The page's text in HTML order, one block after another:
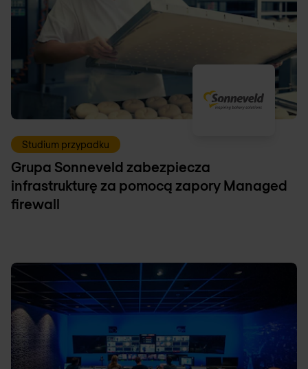
Studium przypadku
Grupa Sonneveld zabezpiecza
infrastrukturę za pomocą zapory Managed
firewall